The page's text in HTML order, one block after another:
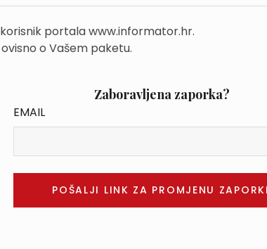
portala www.informator.hr.
o Vašem paketu.
Zaboravljena zaporka?
EMAIL